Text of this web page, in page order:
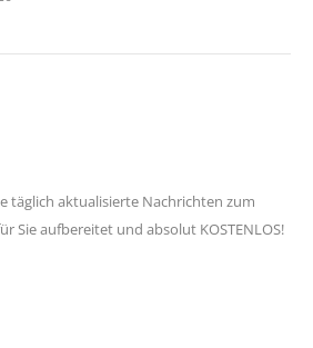
täglich aktualisierte Nachrichten zum
Sie aufbereitet und absolut KOSTENLOS!